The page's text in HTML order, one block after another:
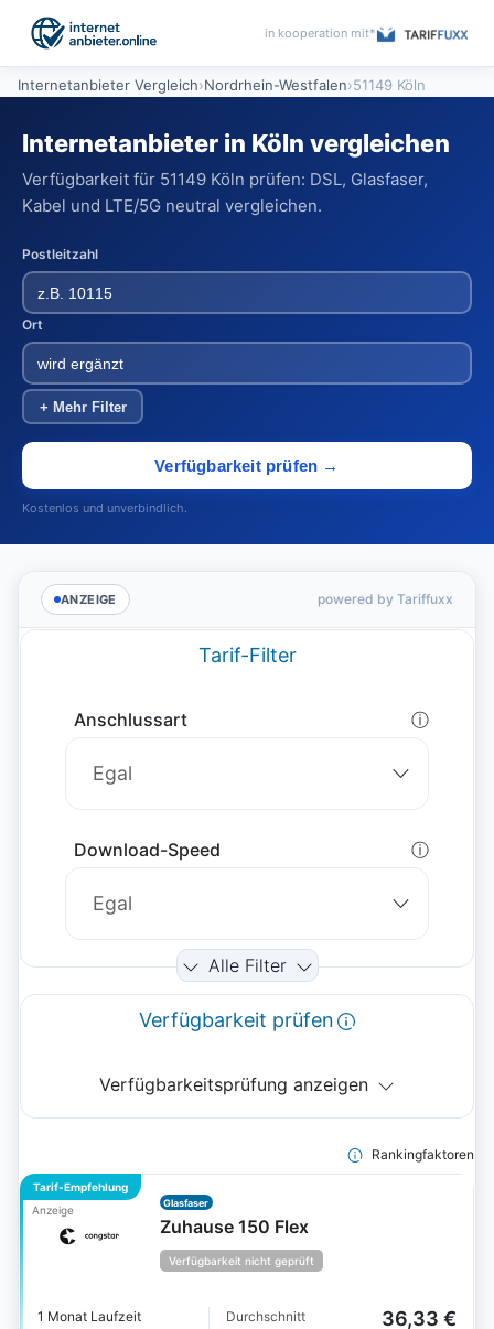
in kooperation mit*
Internetanbieter Vergleich›Nordrhein-Westfalen›51149 Köln
Internetanbieter in Köln vergleichen
Verfügbarkeit für 51149 Köln prüfen: DSL, Glasfaser,
Kabel und LTE/5G neutral vergleichen.
Postleitzahl
Ort
+ Mehr Filter
Verfügbarkeit prüfen →
Kostenlos und unverbindlich.
ANZEIGE powered by Tariffuxx